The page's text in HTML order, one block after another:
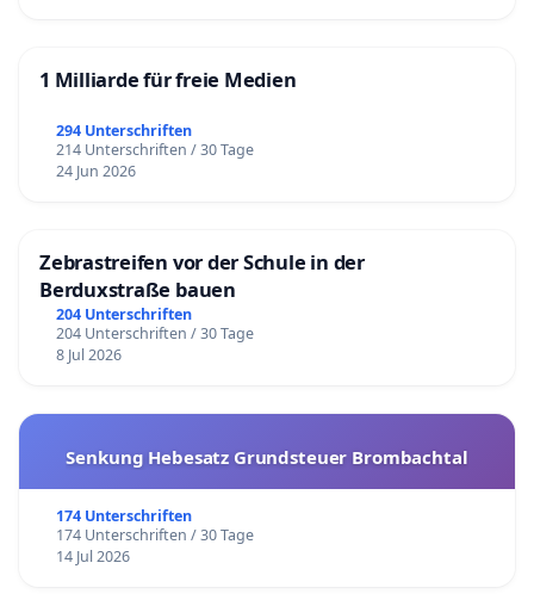
1 Milliarde für freie Medien
294 Unterschriften
214 Unterschriften / 30 Tage
24 Jun 2026
Zebrastreifen vor der Schule in der
Berduxstraße bauen
204 Unterschriften
204 Unterschriften / 30 Tage
8 Jul 2026
Senkung Hebesatz Grundsteuer Brombachtal
174 Unterschriften
174 Unterschriften / 30 Tage
14 Jul 2026